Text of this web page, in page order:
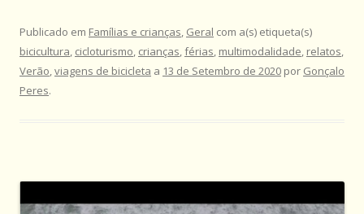
Publicado em Famílias e crianças, Geral com a(s) etiqueta(s)
bicicultura, cicloturismo, crianças,férias, multimodalidade, relatos,
Verão,viagens de bicicleta a 13 de Setembro de 2020 por Gonçalo
Peres.